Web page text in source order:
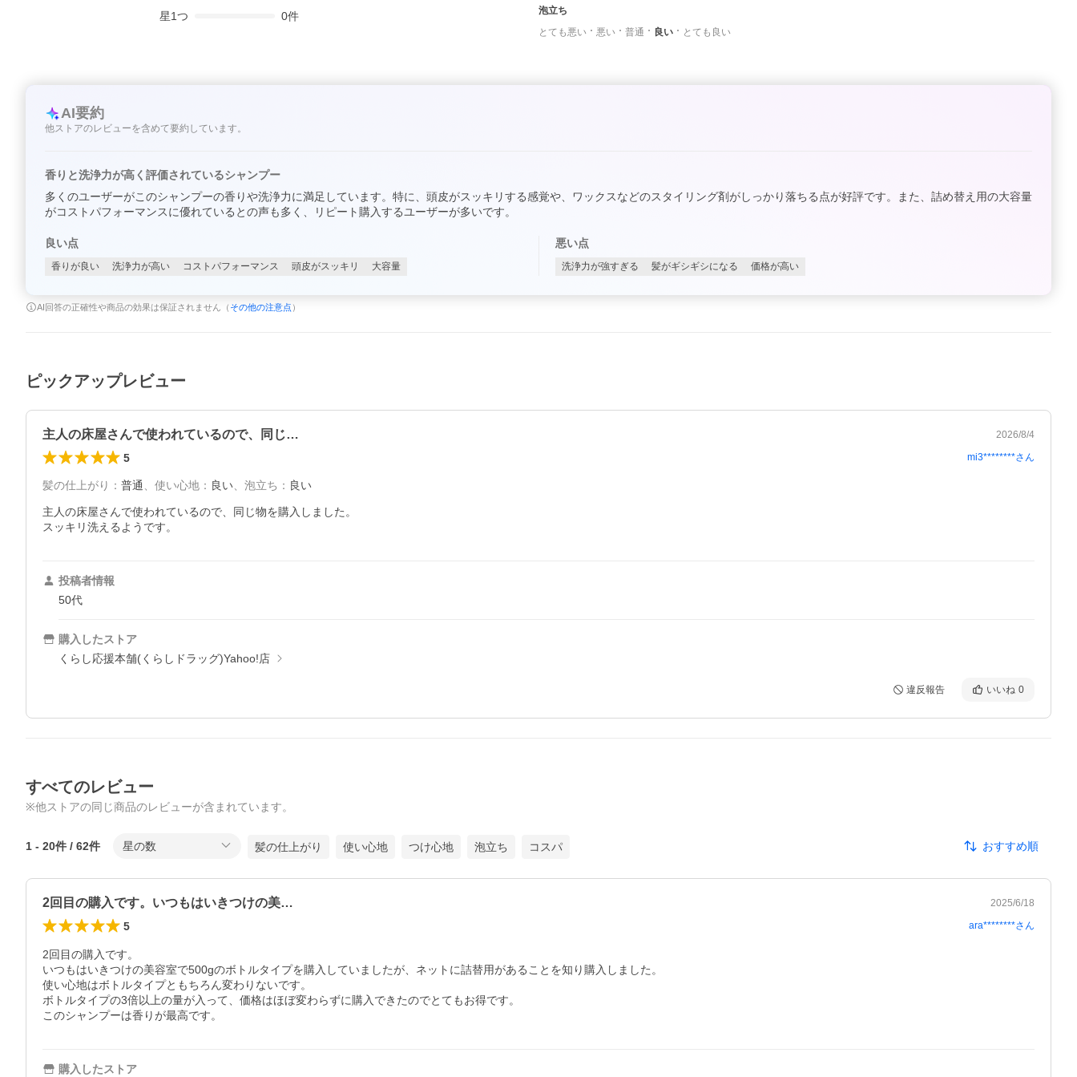
星1つ 0件
泡立ち
とても悪い
悪い 普通 良い とても良い
AI要約
他ストアのレビューを含めて要約しています。
香りと洗浄力が高く評価されているシャンプー
多くのユーザーがこのシャンプーの香りや洗浄力に満足しています。特に、頭皮がスッキリする感覚や、ワックスなどのスタイリング剤がしっかり落ちる点が好評です。また、詰め替え用の大容量
がコストパフォーマンスに優れているとの声も多く、リピート購入するユーザーが多いです。
良い点
香りが良い 洗浄力が高い コストパフォーマンス 頭皮がスッキリ 大容量
悪い点
洗浄力が強すぎる 髪がギシギシになる 価格が高い
AI回答の正確性や商品の効果は保証されません（ その他の注意点 ）
ピックアップレビュー
主人の床屋さんで使われているので、同じ… 2026/8/4
5 mi3********さん
髪の仕上がり ： 普通 使い心地 ： 良い 泡立ち ： 良い
主人の床屋さんで使われているので、同じ物を購入しました。
スッキリ洗えるようです。
投稿者情報
50代
購入したストア
くらし応援本舗(くらしドラッグ)Yahoo!店
違反報告 いいね 0
すべてのレビュー
※他ストアの同じ商品のレビューが含まれています。
1 - 20件 / 62件 星の数 髪の仕上がり 使い心地 つけ心地 泡立ち コスパ おすすめ順
2回目の購入です。いつもはいきつけの美… 2025/6/18
5 ara********さん
2回目の購入です。
いつもはいきつけの美容室で500gのボトルタイプを購入していましたが、ネットに詰替用があることを知り購入しました。
使い心地はボトルタイプともちろん変わりないです。
ボトルタイプの3倍以上の量が入って、価格はほぼ変わらずに購入できたのでとてもお得です。
このシャンプーは香りが最高です。
購入したストア